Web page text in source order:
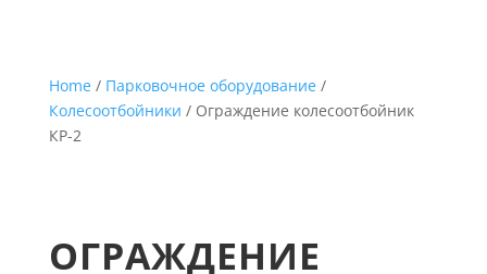
Home/ Парковочное оборудование/
Колесоотбойники / Ограждение колесоотбойник
КР-2
ОГРАЖДЕНИЕ